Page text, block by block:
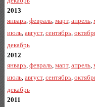
2013
январь, февраль, март, апрель,
июль, август, сентябрь,
декабрь
2012
январь, февраль, март, апрель,
июль, август, сентябрь,
декабрь
2011